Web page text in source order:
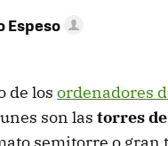
Espeso
de los ordenadores
son las torres